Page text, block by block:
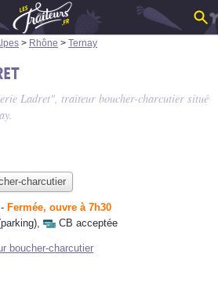
> Rhône > Ternay
Ladret", traiteur boucher-charcutier situé
charcutier
- Fermée, ouvre à 7h30
, CB acceptée
boucher-charcutier